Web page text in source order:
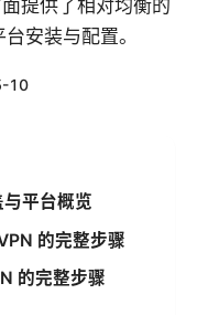
提供了相对均衡的
安装与配置。
10
平台概览
的完整步骤
的完整步骤